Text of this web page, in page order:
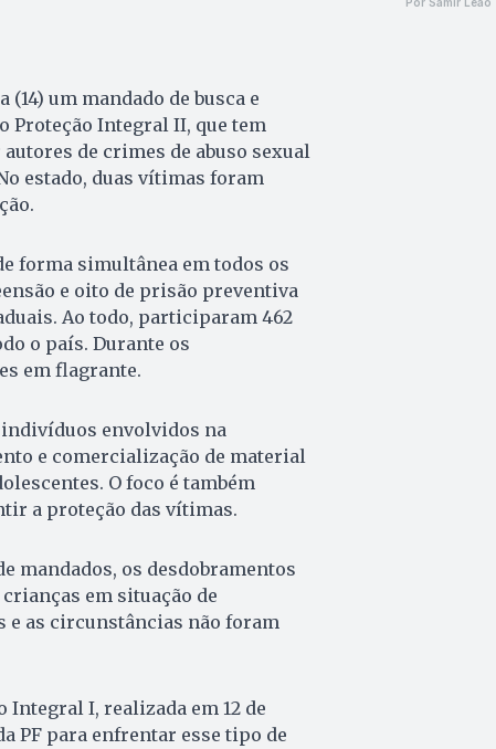
um mandado de busca e
Proteção Integral II, que tem
de crimes de abuso sexual
estado, duas vítimas foram
forma simultânea em todos os
e oito de prisão preventiva
Ao todo, participaram 462
o país. Durante os
em flagrante.
indivíduos envolvidos na
e comercialização de material
O foco é também
a proteção das vítimas.
mandados, os desdobramentos
em situação de
e as circunstâncias não foram
Integral I, realizada em 12 de
PF para enfrentar esse tipo de